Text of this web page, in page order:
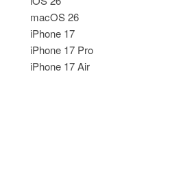
macOS 26
iPhone 17
iPhone 17 Pro
iPhone 17 Air